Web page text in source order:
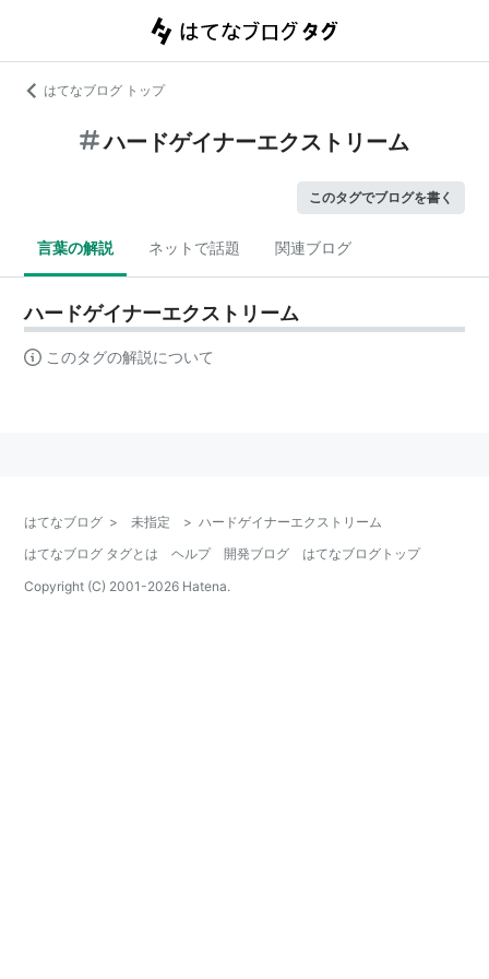
はてなブログ トップ
ハードゲイナーエクストリーム
このタグでブログを書く
言葉の解説 ネットで話題 関連ブログ
ハードゲイナーエクストリーム
このタグの解説について
はてなブログ > 未指定 > ハードゲイナーエクストリーム
はてなブログ タグとは
ヘルプ 開発ブログ
はてなブログトップ
Copyright (C) 2001-2026 Hatena.